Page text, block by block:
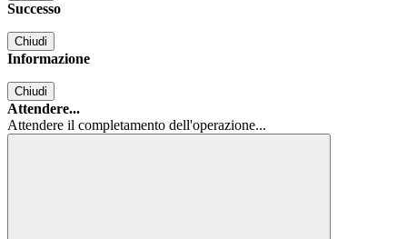
Successo
Chiudi
Informazione
Chiudi
Attendere...
Attendere il completamento dell'operazione...